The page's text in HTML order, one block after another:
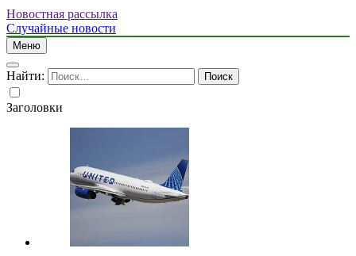
Новостная рассылка
Случайные новости
Меню
Найти:
Заголовки